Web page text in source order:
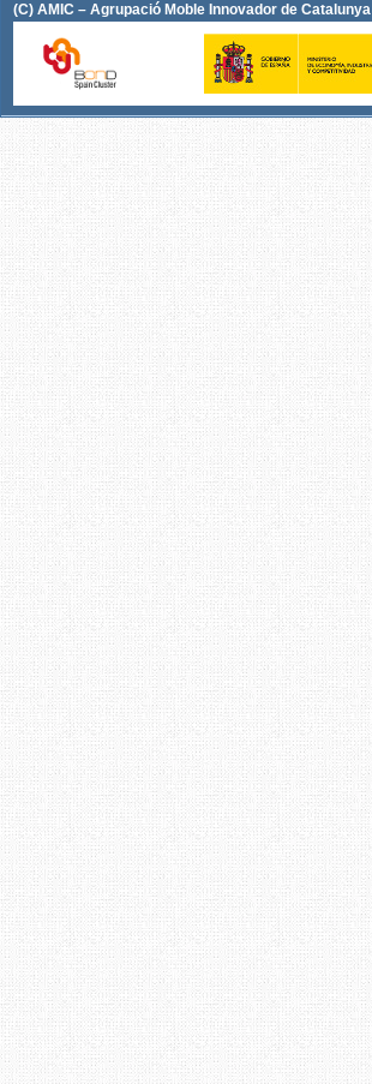
(C) AMIC – Agrupació Moble Innovador de Catalunya